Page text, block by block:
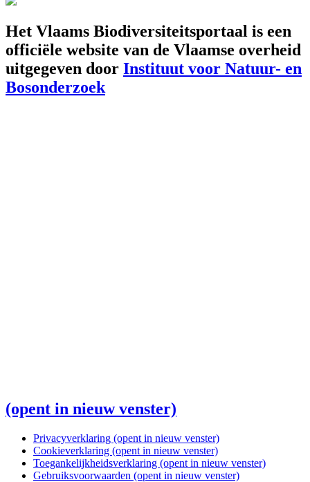
Het Vlaams Biodiversiteitsportaal is een
officiële website van de Vlaamse overheid
uitgegeven door Instituut voor Natuur- en
Bosonderzoek
(opent in nieuw venster)
Privacyverklaring (opent in nieuw venster)
Cookieverklaring (opent in nieuw venster)
Toegankelijkheidsverklaring (opent in nieuw venster)
Gebruiksvoorwaarden (opent in nieuw venster)